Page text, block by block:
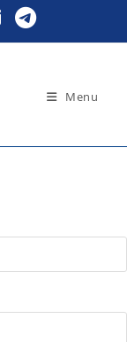
Menu